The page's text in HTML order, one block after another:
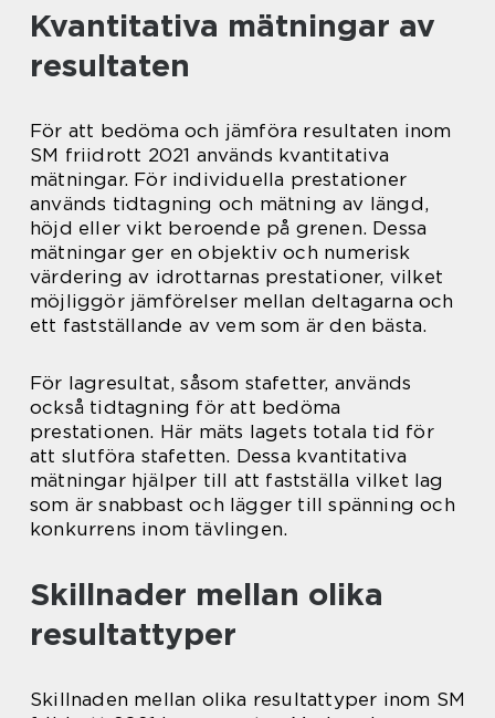
Kvantitativa mätningar av
resultaten
För att bedöma och jämföra resultaten inom
SM friidrott 2021 används kvantitativa
mätningar. För individuella prestationer
används tidtagning och mätning av längd,
höjd eller vikt beroende på grenen. Dessa
mätningar ger en objektiv och numerisk
värdering av idrottarnas prestationer, vilket
möjliggör jämförelser mellan deltagarna och
ett fastställande av vem som är den bästa.
För lagresultat, såsom stafetter, används
också tidtagning för att bedöma
prestationen. Här mäts lagets totala tid för
att slutföra stafetten. Dessa kvantitativa
mätningar hjälper till att fastställa vilket lag
som är snabbast och lägger till spänning och
konkurrens inom tävlingen.
Skillnader mellan olika
resultattyper
Skillnaden mellan olika resultattyper inom SM